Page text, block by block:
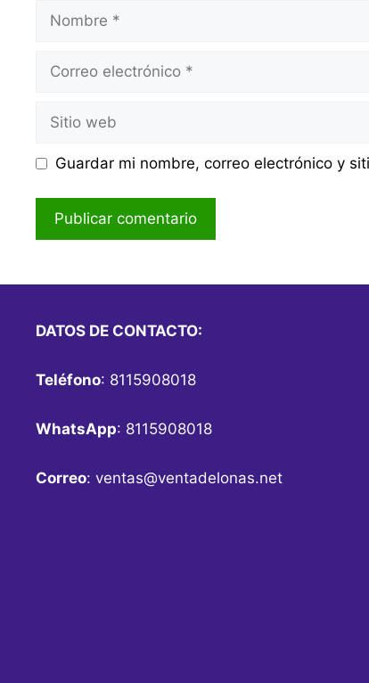
Nombre
Correo
Sitio
web
Guardar mi nombre, correo electrónico y
DATOS DE CONTACTO:
Teléfono: 8115908018
WhatsApp: 8115908018
Correo: ventas@ventadelonas.net